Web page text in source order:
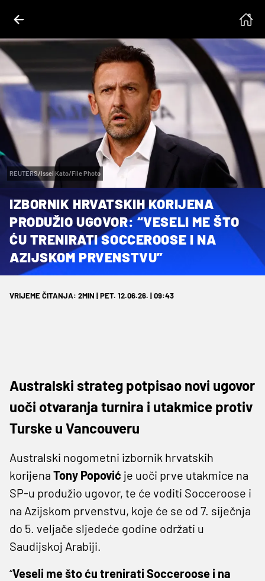
REUTERS/Issei Kato/File Photo
IZBORNIK HRVATSKIH KORIJENA
PRODUŽIO UGOVOR: “VESELI ME ŠTO
ĆU TRENIRATI SOCCEROOSE I NA
AZIJSKOM PRVENSTVU”
VRIJEME ČITANJA: 2MIN | PET. 12.06.26. | 09:43
Australski strateg potpisao novi ugovor
uoči otvaranja turnira i utakmice protiv
Turske u Vancouveru
Australski nogometni izbornik hrvatskih
korijena Tony Popović je uoči prve utakmice na
SP-u produžio ugovor, te će voditi Socceroose i
na Azijskom prvenstvu, koje će se od 7. siječnja
do 5. veljače sljedeće godine održati u
Saudijskoj Arabiji.
“Veseli me što ću trenirati Socceroose i na